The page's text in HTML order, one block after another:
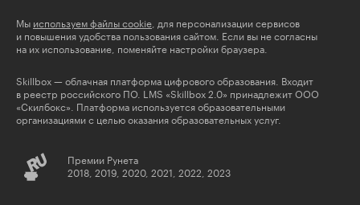
Мы используем файлы cookie , для персонализации сервисов
и повышения удобства пользования сайтом. Если вы не согласны
на их использование, поменяйте настройки браузера.
Skillbox — облачная платформа цифрового образования. Входит
в реестр российского ПО. LMS «Skillbox 2.0» принадлежит ООО
«Скилбокс». Платформа используется образовательными
организациями с целью оказания образовательных услуг.
Премии Рунета
2018, 2019, 2020, 2021, 2022, 2023